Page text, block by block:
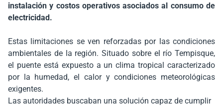
instalación y costos operativos asociados al consumo de
electricidad.
Estas limitaciones se ven reforzadas por las condiciones
ambientales de la región. Situado sobre el río Tempisque,
el puente está expuesto a un clima tropical caracterizado
por la humedad, el calor y condiciones meteorológicas
exigentes.
Las autoridades buscaban una solución capaz de cumplir